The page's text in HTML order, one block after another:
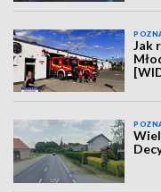
Jak